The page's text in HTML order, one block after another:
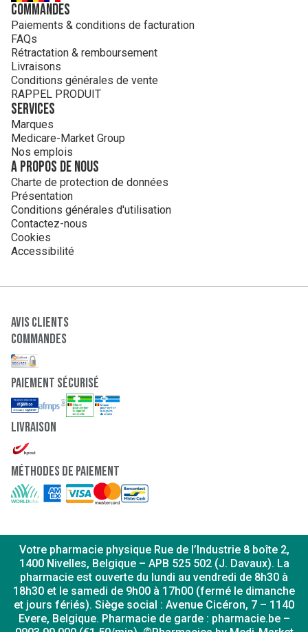
Commandes
Paiements & conditions de facturation
FAQs
Rétractation & remboursement
Livraisons
Conditions générales de vente
RAPPEL PRODUIT
Services
Marques
Medicare-Market Group
Nos emplois
A propos de nous
Charte de protection de données
Présentation
Conditions générales d'utilisation
Contactez-nous
Cookies
Accessibilité
Avis clients
Commandes
paiement sécurisé
Livraison
Méthodes de paiement
Votre pharmacie physique Rue de l’Industrie 8 boîte 2,
1400 Nivelles, Belgique – APB 525 502 (J. Davaux). La
pharmacie est ouverte du lundi au vendredi de 8h30 à
18h30 et le samedi de 9h00 à 17h00 (fermé le dimanche
et jours fériés). Siège social : Avenue Cicéron, 7 – 1140
Evere, Belgique. Pharmacie de garde : pharmacie.be –